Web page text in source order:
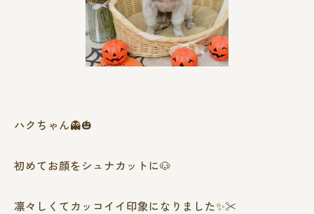
ハクちゃん👻🎃
初めてお顔をシュナカットに🐶
凛々しくてカッコイイ印象になりました✨✂️